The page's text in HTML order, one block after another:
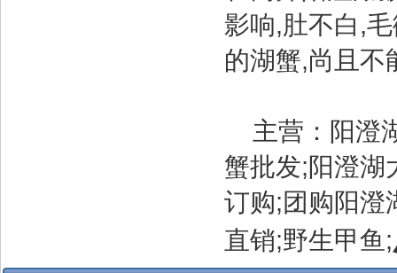
影响,肚不白,
的湖蟹,尚且不
主营：阳澄
蟹批发;阳澄湖
订购;团购阳澄
直销;野生甲鱼;